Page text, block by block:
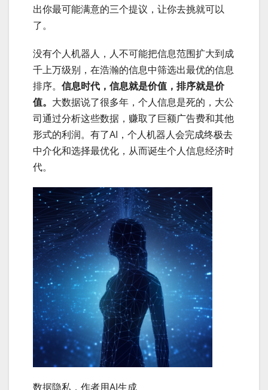
出你最可能满意的三个提议，让你去挑就可以
了。
没有个人机器人，人不可能把信息范围扩大到成
千上万级别，在浩瀚的信息中筛选出最优的信息
排序。 信息时代，信息就是价值，排序就是价
值。 大数据说了很多年，个人信息是死的，大公
司通过分析这些数据，赚取了巨额广告费和其他
形式的利润。有了AI，个人机器人会完成终极去
中介化和选择最优化，从而诞生个人信息经济时
代。
数据隐私，作者用AI生成